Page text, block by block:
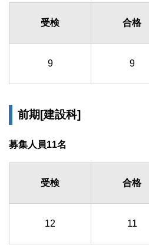
受検 合格
9 9
前期[建設科]
募集人員11名
受検 合格
12 11